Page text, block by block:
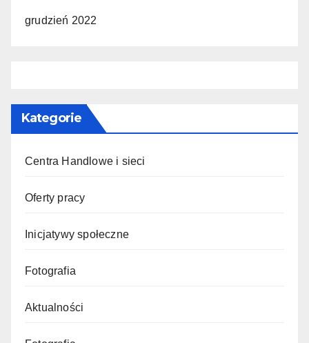
grudzień 2022
Kategorie
Centra Handlowe i sieci
Oferty pracy
Inicjatywy społeczne
Fotografia
Aktualności